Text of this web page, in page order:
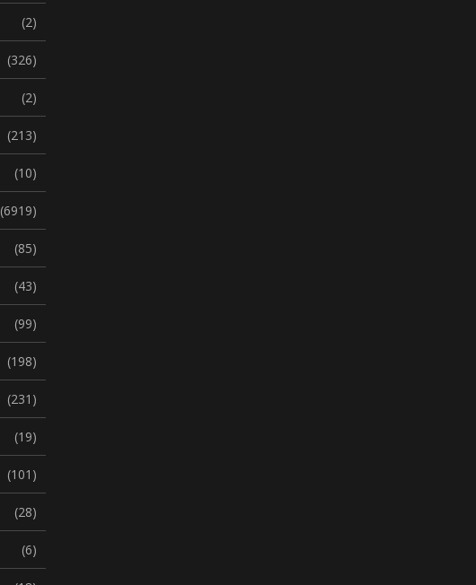
(2)
(326)
(2)
(213)
(10)
(6919)
(85)
(43)
(99)
(198)
(231)
(19)
(101)
(28)
(6)